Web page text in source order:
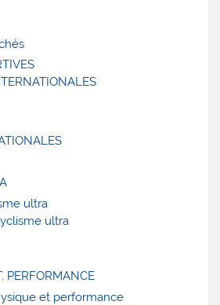
ultra
ultra
PERFORMANCE
et performance